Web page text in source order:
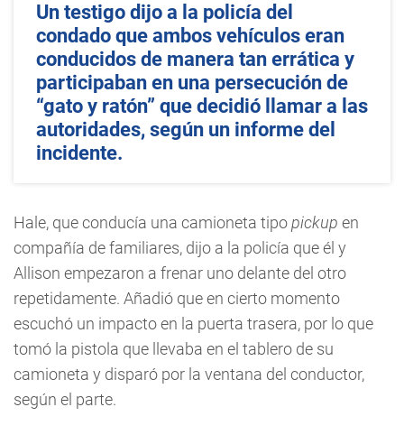
Un testigo dijo a la policía del
condado que ambos vehículos eran
conducidos de manera tan errática y
participaban en una persecución de
“gato y ratón” que decidió llamar a las
autoridades, según un informe del
incidente.
Hale, que conducía una camioneta tipopickup en
compañía de familiares, dijo a la policía que él y
Allison empezaron a frenar uno delante del otro
repetidamente. Añadió que en cierto momento
escuchó un impacto en la puerta trasera, por lo que
tomó la pistola que llevaba en el tablero de su
camioneta y disparó por la ventana del conductor,
según el parte.